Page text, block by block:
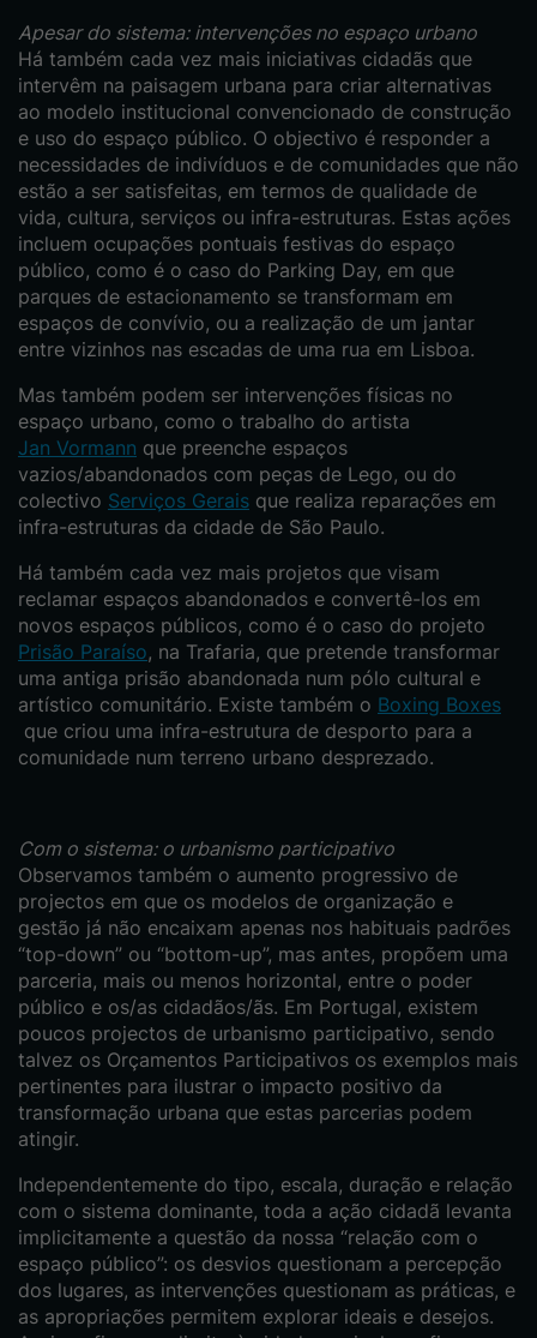
Apesar do sistema: intervenções no espaço urbano
Há também cada vez mais iniciativas cidadãs que
intervêm na paisagem urbana para criar alternativas
ao modelo institucional convencionado de construção
e uso do espaço público. O objectivo é responder a
necessidades de indivíduos e de comunidades que não
estão a ser satisfeitas, em termos de qualidade de
vida, cultura, serviços ou infra-estruturas. Estas ações
incluem ocupações pontuais festivas do espaço
público, como é o caso do Parking Day, em que
parques de estacionamento se transformam em
espaços de convívio, ou a realização de um jantar
entre vizinhos nas escadas de uma rua em Lisboa.
Mas também podem ser intervenções físicas no
espaço urbano, como o trabalho do artista
Jan Vormann que preenche espaços
vazios/abandonados com peças de Lego, ou do
colectivo Serviços Gerais que realiza reparações em
infra-estruturas da cidade de São Paulo.
Há também cada vez mais projetos que visam
reclamar espaços abandonados e convertê-los em
novos espaços públicos, como é o caso do projeto
Prisão Paraíso, na Trafaria, que pretende transformar
uma antiga prisão abandonada num pólo cultural e
artístico comunitário. Existe também o Boxing Boxes
que criou uma infra-estrutura de desporto para a
comunidade num terreno urbano desprezado.
Com o sistema: o urbanismo participativo
Observamos também o aumento progressivo de
projectos em que os modelos de organização e
gestão já não encaixam apenas nos habituais padrões
“top-down” ou “bottom-up”, mas antes, propõem uma
parceria, mais ou menos horizontal, entre o poder
público e os/as cidadãos/ãs. Em Portugal, existem
poucos projectos de urbanismo participativo, sendo
talvez os Orçamentos Participativos os exemplos mais
pertinentes para ilustrar o impacto positivo da
transformação urbana que estas parcerias podem
atingir.
Independentemente do tipo, escala, duração e relação
com o sistema dominante, toda a ação cidadã levanta
implicitamente a questão da nossa “relação com o
espaço público”: os desvios questionam a percepção
dos lugares, as intervenções questionam as práticas, e
as apropriações permitem explorar ideais e desejos.